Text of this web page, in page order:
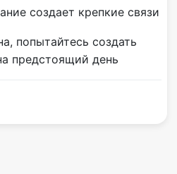
создает крепкие связи
попытайтесь создать
предстоящий день